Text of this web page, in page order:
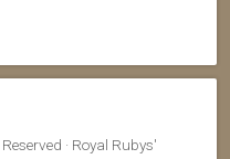
· Royal Rubys'